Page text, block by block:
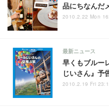
品にちなんだ
2010.2.22 Mon
早くもブルー
じいさん』予
最新ニュース
2010.2.19 Fri